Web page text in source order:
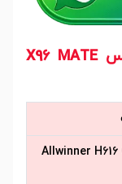
جدول مشخصات فنی اندروید باکس X96 MATE
Allwinner